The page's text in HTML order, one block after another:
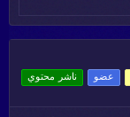
عضو ناشر محتوي